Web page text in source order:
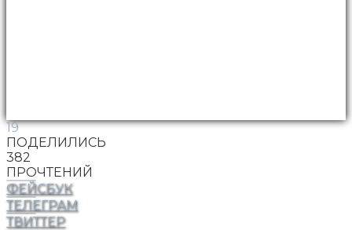
19
ПОДЕЛИЛИСЬ
382
ПРОЧТЕНИЙ
ФЕЙСБУК
ТЕЛЕГРАМ
ТВИТТЕР